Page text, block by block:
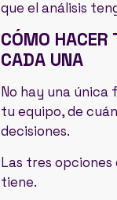
que el análisis
CÓMO HACER
CADA UNA
No hay una única
tu equipo, de
decisiones.
Las tres
tiene.